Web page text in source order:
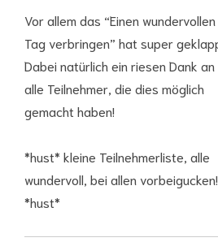
Vor allem das “Einen wundervollen
Tag verbringen” hat super
Dabei natürlich ein riesen Dank an
alle Teilnehmer, die dies möglich
gemacht haben!
*hust* kleine Teilnehmerliste, alle
wundervoll, bei allen vorbeigucken!
*hust*